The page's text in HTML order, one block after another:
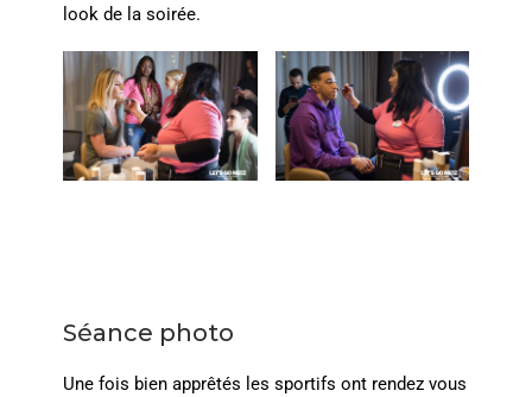
look de la soirée.
Séance photo
Une fois bien apprêtés les sportifs ont rendez vous